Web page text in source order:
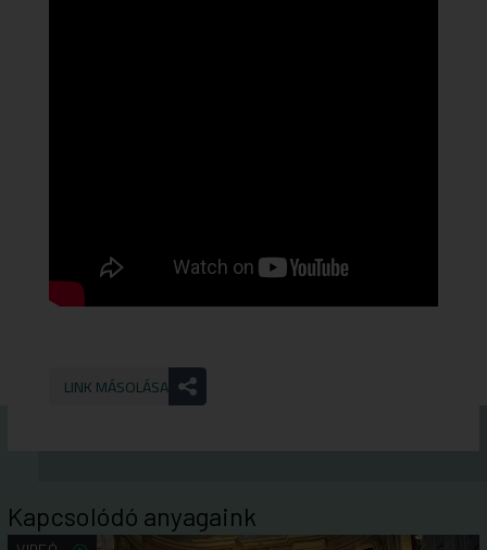
LINK MÁSOLÁSA
Kapcsolódó anyagaink